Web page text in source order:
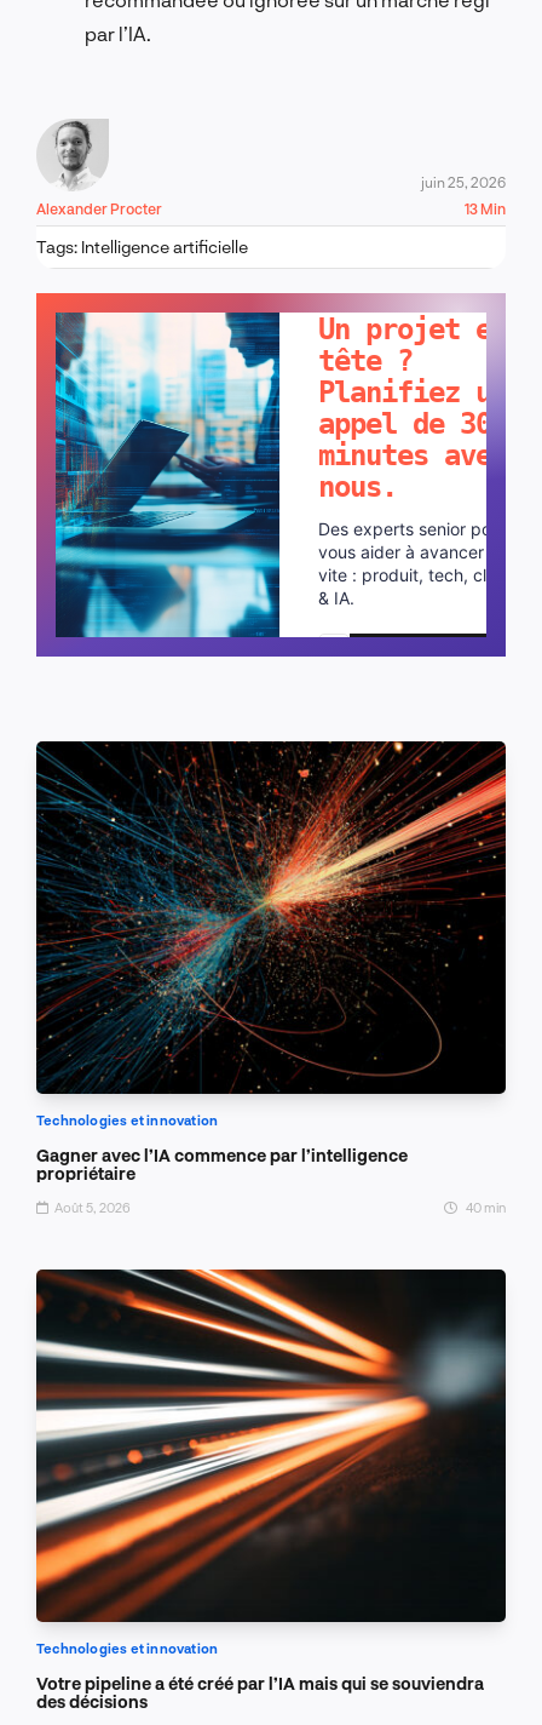
par l’IA.
Alexander Procter
juin 25, 2026
13 Min
Tags: Intelligence artificielle
Un projet en
tête ?
Planifiez un
appel de 30
minutes avec
nous.
Des experts senior pour
vous aider à avancer plus
vite : produit, tech, cloud
& IA.
Planifier un appel
Technologies et innovation
Gagner avec l’IA commence par l’intelligence
propriétaire
Août 5, 2026 40 min
Technologies et innovation
Votre pipeline a été créé par l’IA mais qui se souviendra
des décisions